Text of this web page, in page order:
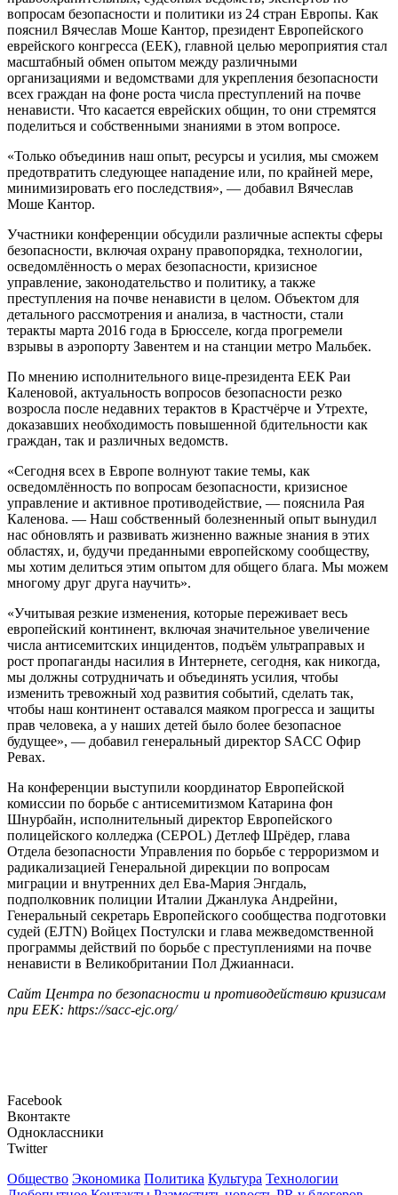
вопросам безопасности и политики из 24 стран Европы. Как
пояснил Вячеслав Моше Кантор, президент Европейского
еврейского конгресса (ЕЕК), главной целью мероприятия стал
масштабный обмен опытом между различными
организациями и ведомствами для укрепления безопасности
всех граждан на фоне роста числа преступлений на почве
ненависти. Что касается еврейских общин, то они стремятся
поделиться и собственными знаниями в этом вопросе.
«Только объединив наш опыт, ресурсы и усилия, мы сможем
предотвратить следующее нападение или, по крайней мере,
минимизировать его последствия», — добавил Вячеслав
Моше Кантор.
Участники конференции обсудили различные аспекты сферы
безопасности, включая охрану правопорядка, технологии,
осведомлённость о мерах безопасности, кризисное
управление, законодательство и политику, а также
преступления на почве ненависти в целом. Объектом для
детального рассмотрения и анализа, в частности, стали
теракты марта 2016 года в Брюсселе, когда прогремели
взрывы в аэропорту Завентем и на станции метро Мальбек.
По мнению исполнительного вице-президента ЕЕК Раи
Каленовой, актуальность вопросов безопасности резко
возросла после недавних терактов в Крастчёрче и Утрехте,
доказавших необходимость повышенной бдительности как
граждан, так и различных ведомств.
«Сегодня всех в Европе волнуют такие темы, как
осведомлённость по вопросам безопасности, кризисное
управление и активное противодействие, — пояснила Рая
Каленова. — Наш собственный болезненный опыт вынудил
нас обновлять и развивать жизненно важные знания в этих
областях, и, будучи преданными европейскому сообществу,
мы хотим делиться этим опытом для общего блага. Мы можем
многому друг друга научить».
«Учитывая резкие изменения, которые переживает весь
европейский континент, включая значительное увеличение
числа антисемитских инцидентов, подъём ультраправых и
рост пропаганды насилия в Интернете, сегодня, как никогда,
мы должны сотрудничать и объединять усилия, чтобы
изменить тревожный ход развития событий, сделать так,
чтобы наш континент оставался маяком прогресса и защиты
прав человека, а у наших детей было более безопасное
будущее», — добавил генеральный директор SACC Офир
Ревах.
На конференции выступили координатор Европейской
комиссии по борьбе с антисемитизмом Катарина фон
Шнурбайн, исполнительный директор Европейского
полицейского колледжа (CEPOL) Детлеф Шрёдер, глава
Отдела безопасности Управления по борьбе с терроризмом и
радикализацией Генеральной дирекции по вопросам
миграции и внутренних дел Ева-Мария Энгдаль,
подполковник полиции Италии Джанлука Андрейни,
Генеральный секретарь Европейского сообщества подготовки
судей (EJTN) Войцех Постулски и глава межведомственной
программы действий по борьбе с преступлениями на почве
ненависти в Великобритании Пол Джианнаси.
Сайт Центра по безопасности и противодействию кризисам
при ЕЕК: https://sacc-ejc.org/
Facebook
Вконтакте
Одноклассники
Twitter
Общество Экономика Политика Культура Технологии